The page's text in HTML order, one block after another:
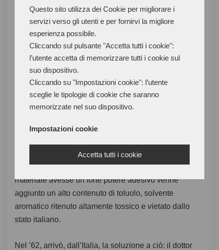
Questo sito utilizza dei Cookie per migliorare i
servizi verso gli utenti e per fornirvi la migliore
esperienza possibile.
Cliccando sul pulsante "Accetta tutti i cookie":
l’utente accetta di memorizzare tutti i cookie sul
suo dispositivo.
Cliccando su "Impostazioni cookie": l’utente
sceglie le tipologie di cookie che saranno
memorizzate nel suo dispositivo.
Impostazioni cookie
Accetta tutti i cookie
componenti oleose che, salendo in superficie,
neutralizzavano l’azione adesiva del mastice
neoprenico a freddo.
Entrò in gioco allora l’attivatore per il mastice: il
collante formava una pellicola isolante sulla superficie
della suola in gomma e il mastice neoprenico
Qualche anno dopo, il mastice neoprenico dovette
affrontare un’ulteriore crisi. Per far sì che questo
materiale avesse un forte potere adesivo venne
aggiunto un alto contenuto di toluolo, solvente
aromatico ritenuto altamente tossico e vietato dallo
stato italiano.
Nel ’62, arrivò, dall’Italia, la soluzione a ciò: il dottor